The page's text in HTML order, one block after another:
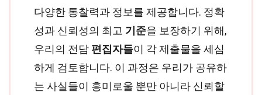
다양한 통찰력과 정보를 제공합니다. 정확
성과 신뢰성의 최고 기준을 보장하기 위해,
우리의 전담 편집자들이 각 제출물을 세심
하게 검토합니다. 이 과정은 우리가 공유하
는 사실들이 흥미로울 뿐만 아니라 신뢰할